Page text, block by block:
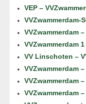
VEP –
VVZwammerdam-
VVZwammerdam –
VVZwammerdam
VV Linschoten –
VVZwammerdam
VVZwammerdam –
VVZwammerdam